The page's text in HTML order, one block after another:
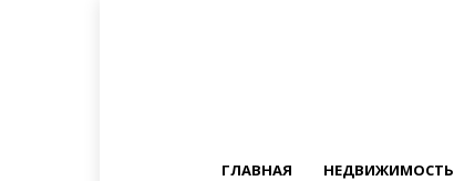
ГЛАВНАЯ НЕДВИЖИМОСТЬ